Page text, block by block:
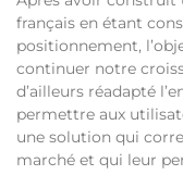
français en étant
positionnement,
continuer notre
d’ailleurs réadapté
permettre aux
une solution qui
marché et qui leur